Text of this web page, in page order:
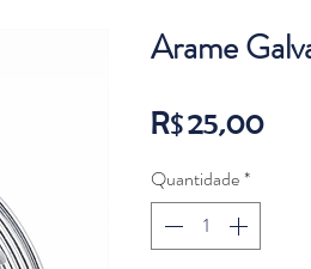
Arame
R$ 25,00
Quantidade*